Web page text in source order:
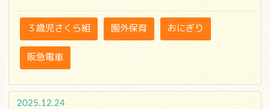
３歳児さくら組 園外保育 おにぎり
阪急電車
2025.12.24